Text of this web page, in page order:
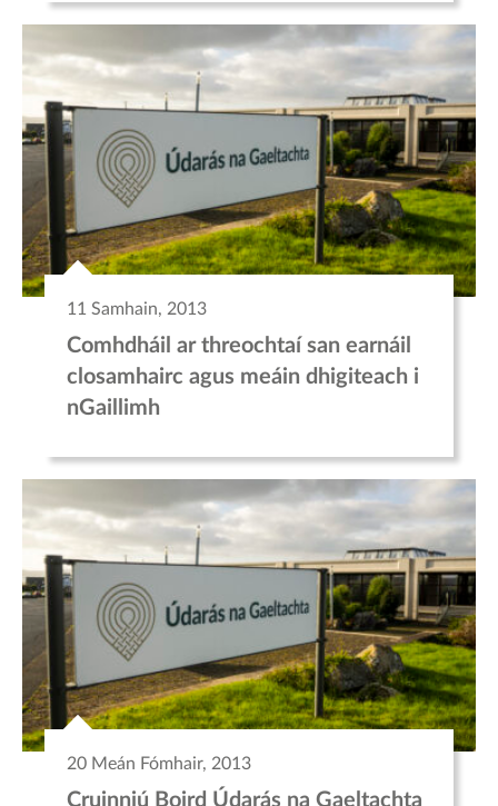
11 Samhain, 2013
Comhdháil ar threochtaí san earnáil
closamhairc agus meáin dhigiteach i
nGaillimh
20 Meán Fómhair, 2013
Cruinniú Boird Údarás na Gaeltachta